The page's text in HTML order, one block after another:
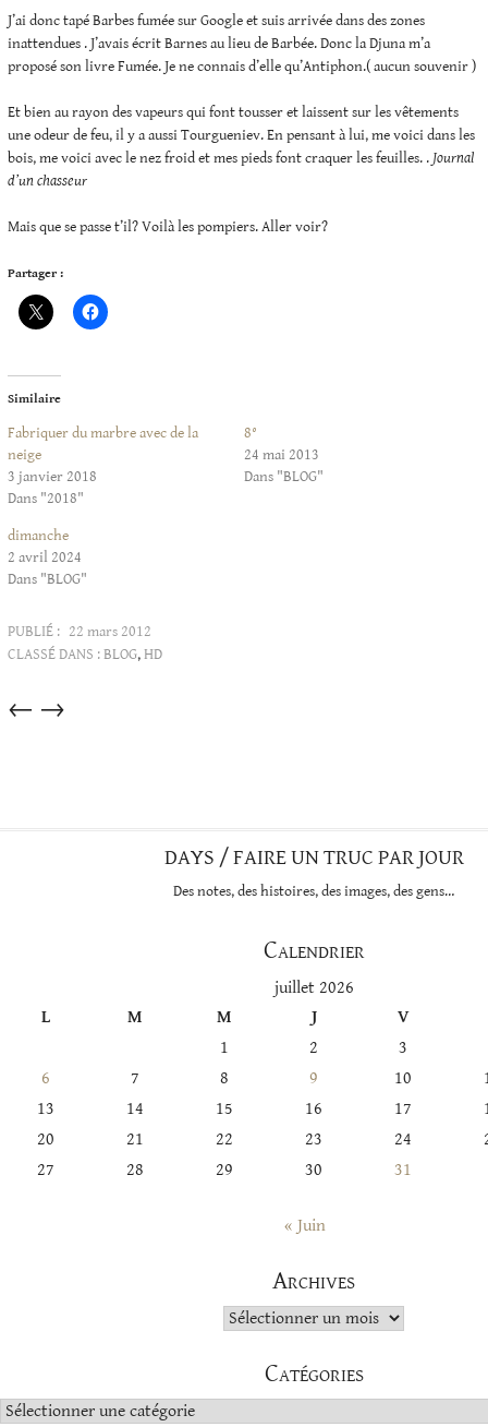
J’ai donc tapé Barbes fumée sur Google et suis arrivée dans des zones
inattendues . J’avais écrit Barnes au lieu de Barbée. Donc la Djuna m’a
proposé son livre Fumée. Je ne connais d’elle qu’Antiphon.( aucun souvenir )
Et bien au rayon des vapeurs qui font tousser et laissent sur les vêtements
une odeur de feu, il y a aussi Tourgueniev. En pensant à lui, me voici dans les
bois, me voici avec le nez froid et mes pieds font craquer les feuilles. . Journal
d’un chasseur
Mais que se passe t’il? Voilà les pompiers. Aller voir?
Partager :
Similaire
Fabriquer du marbre avec de la
neige
3 janvier 2018
Dans "2018"
8°
24 mai 2013
Dans "BLOG"
dimanche
2 avril 2024
Dans "BLOG"
PUBLIÉ : 22 mars 2012
CLASSÉ DANS :BLOG,HD
Articles
→
←
DAYS / FAIRE UN TRUC PAR JOUR
Des notes, des histoires, des images, des gens…
Calendrier
juillet 2026
L
M M J
V
1
2
3
6
7 8 9 10
13
14 15 16 17
20
21 22 23 24
27
28 29 30 31
« Juin
Archives
Archives
Catégories
Catégories